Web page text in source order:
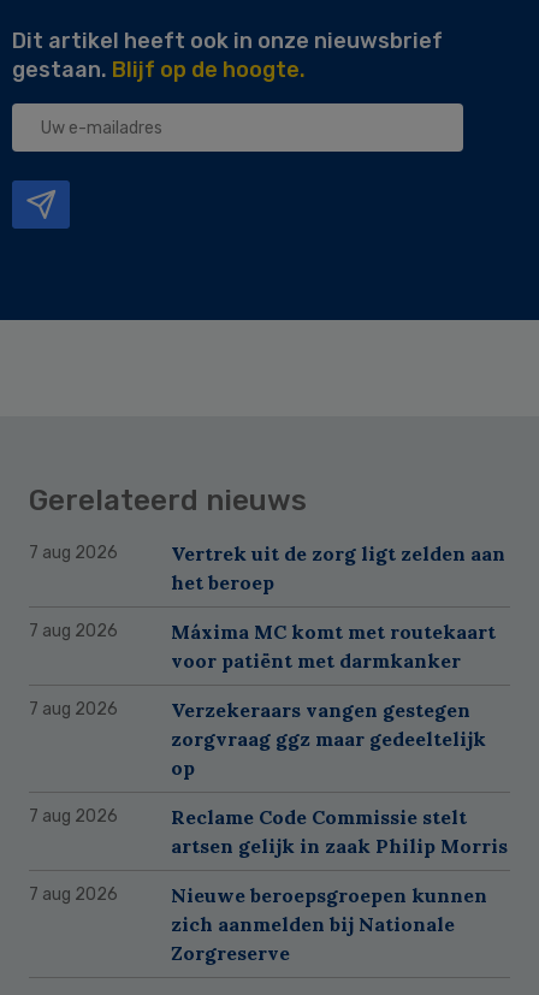
Dit artikel heeft ook in onze nieuwsbrief
gestaan. Blijf op de hoogte.
Uw
Gerelateerd nieuws
7 aug 2026
Vertrek uit de zorg ligt zelden aan
het beroep
7 aug 2026
Máxima MC komt met routekaart
voor patiënt met darmkanker
7 aug 2026
Verzekeraars vangen gestegen
zorgvraag ggz maar gedeeltelijk
op
7 aug 2026
Reclame Code Commissie stelt
artsen gelijk in zaak Philip Morris
7 aug 2026
Nieuwe beroepsgroepen kunnen
zich aanmelden bij Nationale
Zorgreserve